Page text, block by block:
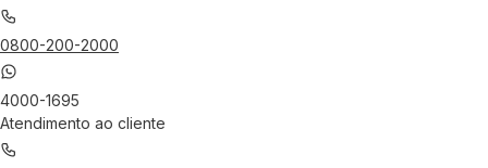
0800-200-2000
4000-1695
Atendimento ao cliente